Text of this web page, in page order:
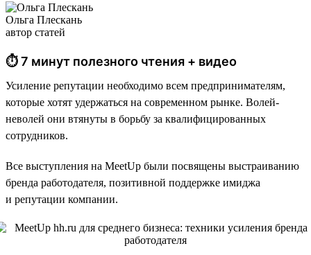
Ольга Плескань
автор статей
⏱ 7 минут полезного чтения + видео
Усиление репутации необходимо всем предпринимателям,
которые хотят удержаться на современном рынке. Волей-
неволей они втянуты в борьбу за квалифицированных
сотрудников.
Все выступления на MeetUp были посвящены выстраиванию
бренда работодателя, позитивной поддержке имиджа
и репутации компании.